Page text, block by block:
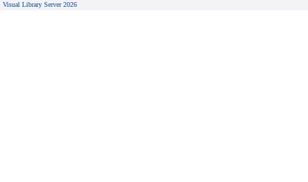
Visual Library Server 2026